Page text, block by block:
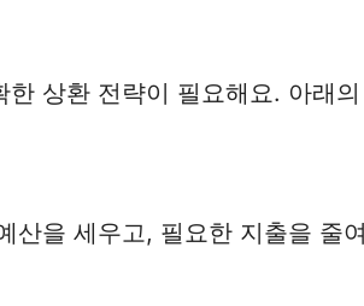
상환 전략이 필요해요. 아래
산을 세우고, 필요한 지출을